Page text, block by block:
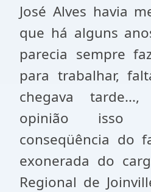
José Alves havia
que há alguns
parecia sempre
para trabalhar,
chegava
opinião isso
conseqüência do
exonerada do
Regional de